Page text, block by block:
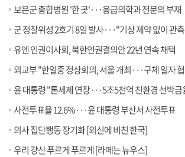
보은군 종합병원 '한 곳'···응급의학과 전문의 부재
군 정찰위성 2호기 8일 발사···"기상 제약 없이 관
유엔 인권이사회, 북한인권결의안 22년 연속 채택
외교부 "한일중 정상회의, 서울 개최···구체 일자
윤 대통령 "톤세제 연장···5조5천억 친환경 선박
사전투표율 12.6%···윤 대통령 부산서 사전투표
의사 집단행동 장기화 [외신에 비친 한국]
우리 강산 푸르게 푸르게 [라떼는 뉴우스]